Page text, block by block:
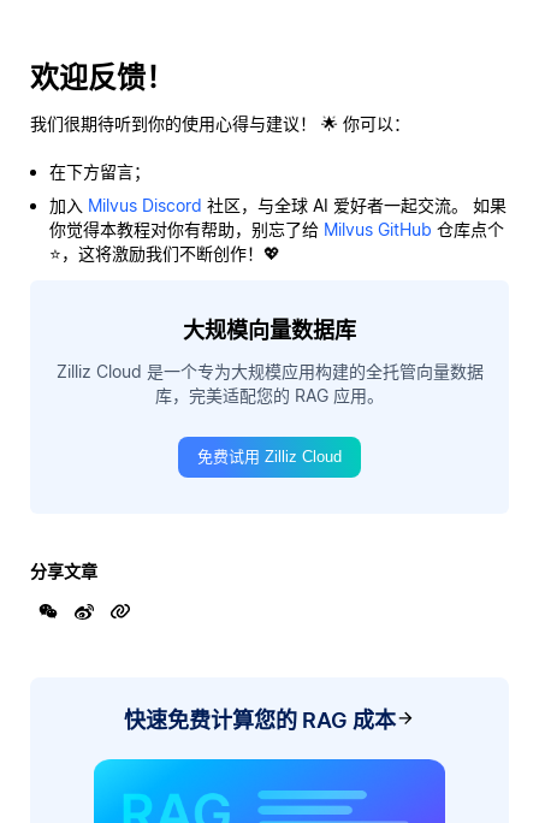
欢迎反馈！
我们很期待听到你的使用心得与建议！ 🌟 你可以：
在下方留言；
加入 Milvus Discord 社区，与全球 AI 爱好者一起交流。 如果
你觉得本教程对你有帮助，别忘了给 Milvus GitHub 仓库点个
⭐，这将激励我们不断创作！💖
大规模向量数据库
Zilliz Cloud 是一个专为大规模应用构建的全托管向量数据
库，完美适配您的 RAG 应用。
免费试用 Zilliz Cloud
分享文章
快速免费计算您的 RAG 成本